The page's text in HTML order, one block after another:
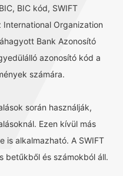
BIC kód, SWIFT
Organization
Bank Azonosító
azonosító kód a
számára.
során használják,
Ezen kívül más
is alkalmazható. A SWIFT
betűkből és számokból áll.